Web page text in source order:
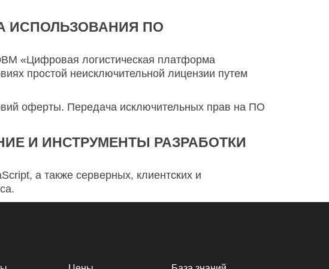
ИСПОЛЬЗОВАНИЯ ПО
«Цифровая логистическая платформа
простой неисключительной лицензии путем
оферты. Передача исключительных прав на ПО
И ИНСТРУМЕНТЫ РАЗРАБОТКИ
а также серверных, клиентских и